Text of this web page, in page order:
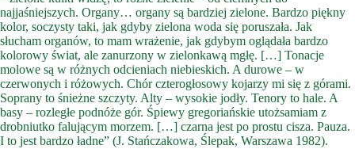
najjaśniejszych. Organy… organy są bardziej zielone. Bardzo piękny
kolor, soczysty taki, jak gdyby zielona woda się poruszała. Jak
słucham organów, to mam wrażenie, jak gdybym oglądała bardzo
kolorowy świat, ale zanurzony w zielonkawą mgłę. […] Tonacje
molowe są w różnych odcieniach niebieskich. A durowe – w
czerwonych i różowych. Chór czterogłosowy kojarzy mi się z górami.
Soprany to śnieżne szczyty. Alty – wysokie jodły. Tenory to hale. A
basy – rozległe podnóże gór. Śpiewy gregoriańskie utożsamiam z
drobniutko falującym morzem. […] czarna jest po prostu cisza. Pauza.
I to jest bardzo ładne” (J. Stańczakowa, Ślepak, Warszawa 1982).